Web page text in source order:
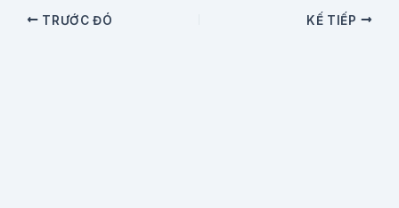
TRƯỚC ĐÓ KẾ TIẾP